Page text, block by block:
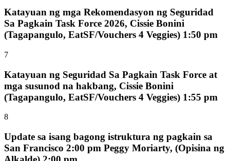
Katayuan ng mga Rekomendasyon ng Seguridad
Sa Pagkain Task Force 2026, Cissie Bonini
(Tagapangulo, EatSF/Vouchers 4 Veggies) 1:50 pm
7
Katayuan ng Seguridad Sa Pagkain Task Force at
mga susunod na hakbang, Cissie Bonini
(Tagapangulo, EatSF/Vouchers 4 Veggies) 1:55 pm
8
Update sa isang bagong istruktura ng pagkain sa
San Francisco 2:00 pm Peggy Moriarty, (Opisina ng